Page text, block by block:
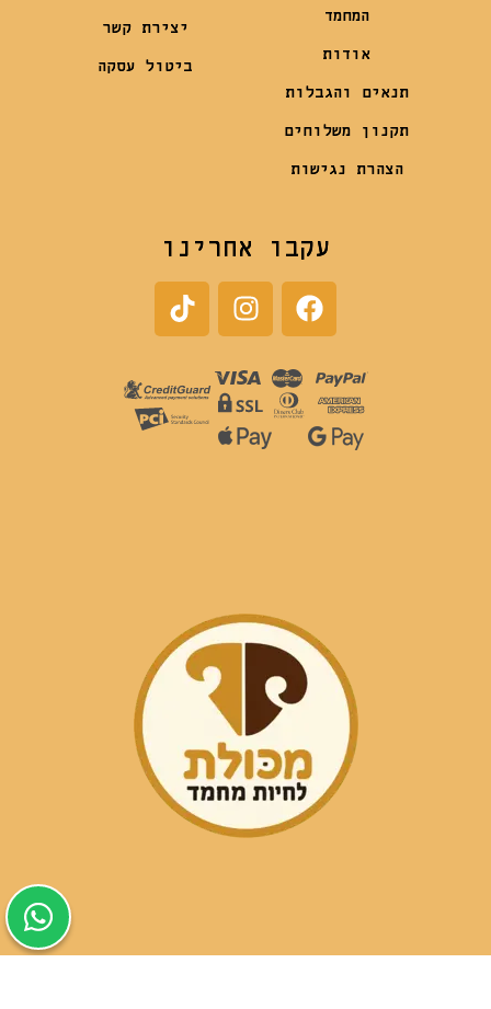
המחמד
אודות
תנאים והגבלות
תקנון משלוחים
הצהרת נגישות
יצירת קשר
ביטול עסקה
עקבו אחרינו